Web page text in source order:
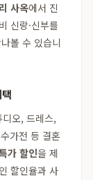
사옥에서 진
신랑·신부를
볼 수 있습니
오, 드레스,
가전 등 결혼
가 할인을 제
할인율과 사